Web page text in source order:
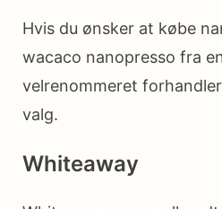
Hvis du ønsker at købe
wacaco nanopresso fra
velrenommeret
valg.
Whiteaway